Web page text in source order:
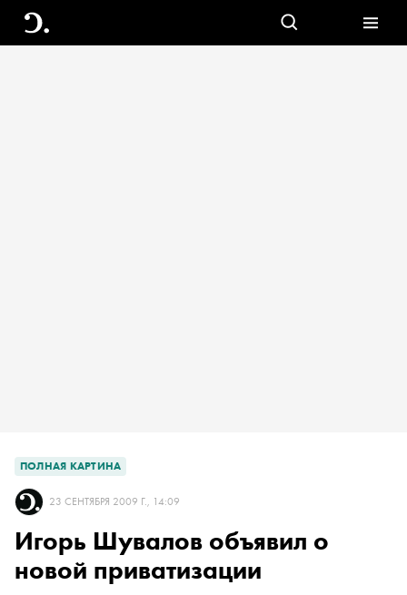
ПОЛНАЯ КАРТИНА
23 СЕНТЯБРЯ 2009 Г., 14:09
Игорь Шувалов объявил о
новой приватизации